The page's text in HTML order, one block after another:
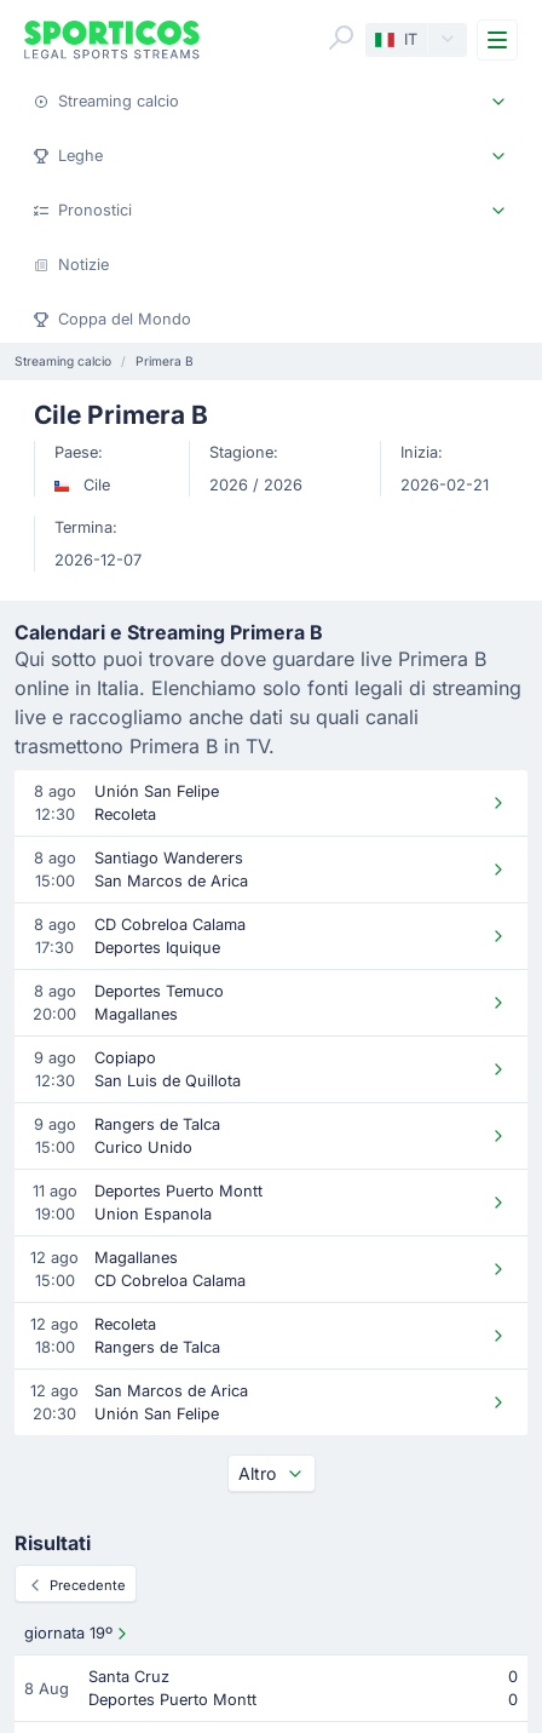
IT
Streaming calcio
Leghe
Pronostici
Notizie
Coppa del Mondo
Streaming calcio Primera B
Cile Primera B
Paese:
Cile
Stagione:
2026 / 2026
Inizia:
2026-02-21
Termina:
2026-12-07
Calendari e Streaming Primera B
Qui sotto puoi trovare dove guardare live Primera B
online in Italia. Elenchiamo solo fonti legali di streaming
live e raccogliamo anche dati su quali canali
trasmettono Primera B in TV.
8 ago
12:30
Unión San Felipe
Recoleta
8 ago
15:00
Santiago Wanderers
San Marcos de Arica
8 ago
17:30
CD Cobreloa Calama
Deportes Iquique
8 ago
20:00
Deportes Temuco
Magallanes
9 ago
12:30
Copiapo
San Luis de Quillota
9 ago
15:00
Rangers de Talca
Curico Unido
11 ago
19:00
Deportes Puerto Montt
Union Espanola
12 ago
15:00
Magallanes
CD Cobreloa Calama
12 ago
18:00
Recoleta
Rangers de Talca
12 ago
20:30
San Marcos de Arica
Unión San Felipe
Altro
Risultati
Precedente
giornata 19º
8 Aug
Santa Cruz
0
Deportes Puerto Montt
0